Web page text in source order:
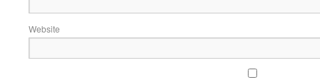
Website